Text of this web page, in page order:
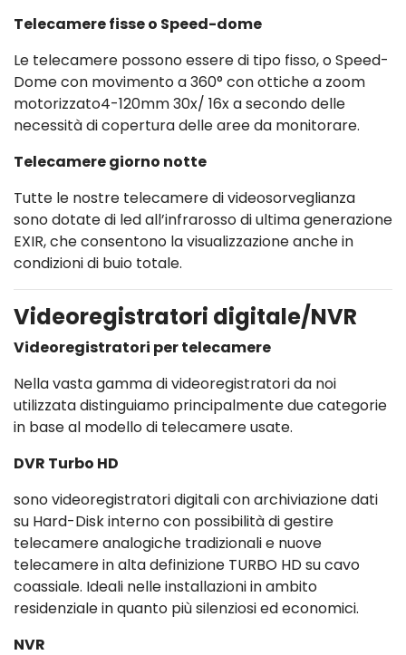
Telecamere fisse o Speed-dome
Le telecamere possono essere di tipo fisso, o Speed-
Dome con movimento a 360° con ottiche a zoom
motorizzato4-120mm 30x/ 16x a secondo delle
necessità di copertura delle aree da monitorare.
Telecamere giorno notte
Tutte le nostre telecamere di videosorveglianza
sono dotate di led all’infrarosso di ultima generazione
EXIR, che consentono la visualizzazione anche in
condizioni di buio totale.
Videoregistratori digitale/NVR
Videoregistratori per telecamere
Nella vasta gamma di videoregistratori da noi
utilizzata distinguiamo principalmente due categorie
in base al modello di telecamere usate.
DVR Turbo HD
sono videoregistratori digitali con archiviazione dati
su Hard-Disk interno con possibilità di gestire
telecamere analogiche tradizionali e nuove
telecamere in alta definizione TURBO HD su cavo
coassiale. Ideali nelle installazioni in ambito
residenziale in quanto più silenziosi ed economici.
NVR